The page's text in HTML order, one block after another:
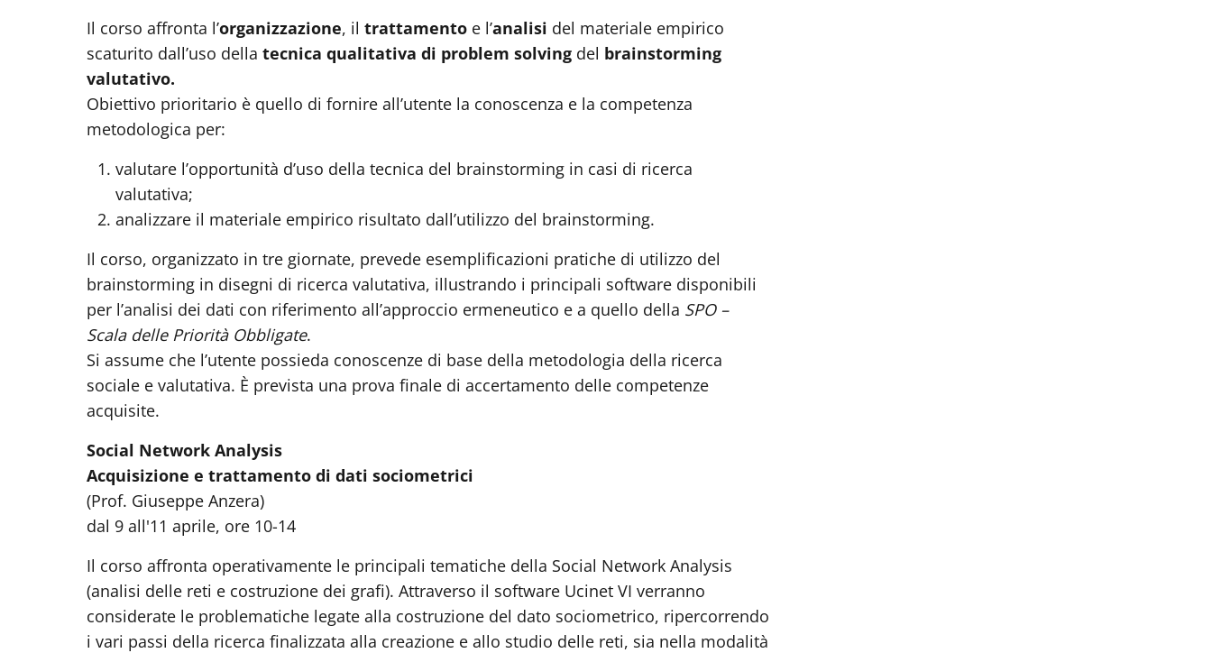
Il corso affronta l’organizzazione, il trattamento e l’analisi del materiale empirico
scaturito dall’uso della tecnica qualitativa di problem solving del brainstorming
valutativo.
Obiettivo prioritario è quello di fornire all’utente la conoscenza e la competenza
metodologica per:
valutare l’opportunità d’uso della tecnica del brainstorming in casi di ricerca
valutativa;
analizzare il materiale empirico risultato dall’utilizzo del brainstorming.
Il corso, organizzato in tre giornate, prevede esemplificazioni pratiche di utilizzo del
brainstorming in disegni di ricerca valutativa, illustrando i principali software disponibili
per l’analisi dei dati con riferimento all’approccio ermeneutico e a quello della SPO –
Scala delle Priorità Obbligate.
Si assume che l’utente possieda conoscenze di base della metodologia della ricerca
sociale e valutativa. È prevista una prova finale di accertamento delle competenze
acquisite.
Social Network Analysis
Acquisizione e trattamento di dati sociometrici
(Prof. Giuseppe Anzera)
dal 9 all'11 aprile, ore 10-14
Il corso affronta operativamente le principali tematiche della Social Network Analysis
(analisi delle reti e costruzione dei grafi). Attraverso il software Ucinet VI verranno
considerate le problematiche legate alla costruzione del dato sociometrico, ripercorrendo
i vari passi della ricerca finalizzata alla creazione e allo studio delle reti, sia nella modalità